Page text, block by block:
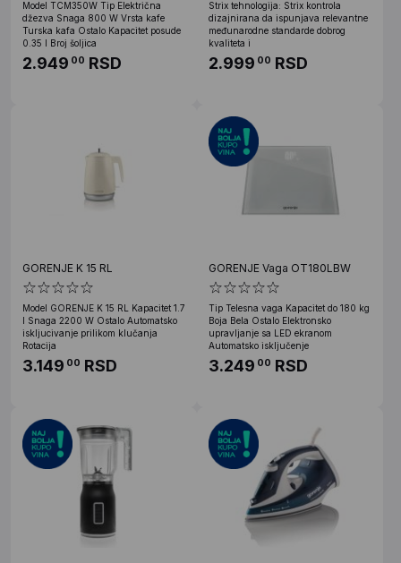
Model TCM350W Tip Električna
džezva Snaga 800 W Vrsta kafe
Turska kafa Ostalo Kapacitet posude
0.35 l Broj šoljica
2.949 00 RSD
Strix tehnologija: Strix kontrola
dizajnirana da ispunjava relevantne
međunarodne standarde dobrog
kvaliteta i
2.999 00 RSD
GORENJE K 15 RL
Model GORENJE K 15 RL Kapacitet 1.7
l Snaga 2200 W Ostalo Automatsko
iskljucivanje prilikom klučanja
Rotacija
3.149 00 RSD
GORENJE Vaga OT180LBW
Tip Telesna vaga Kapacitet do 180 kg
Boja Bela Ostalo Elektronsko
upravljanje sa LED ekranom
Automatsko isključenje
3.249 00 RSD